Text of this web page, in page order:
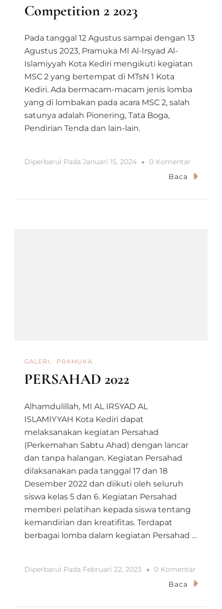
Competition 2 2023
Pada tanggal 12 Agustus sampai dengan 13
Agustus 2023, Pramuka MI Al-Irsyad Al-
Islamiyyah Kota Kediri mengikuti kegiatan
MSC 2 yang bertempat di MTsN 1 Kota
Kediri. Ada bermacam-macam jenis lomba
yang di lombakan pada acara MSC 2, salah
satunya adalah Pionering, Tata Boga,
Pendirian Tenda dan lain-lain.
Diperbarui Pada Januari 15, 2024 0 Komentar
MSC
Baca
GALERI PRAMUKA
PERSAHAD 2022
Alhamdulillah, MI AL IRSYAD AL
ISLAMIYYAH Kota Kediri dapat
melaksanakan kegiatan Persahad
(Perkemahan Sabtu Ahad) dengan lancar
dan tanpa halangan. Kegiatan Persahad
dilaksanakan pada tanggal 17 dan 18
Desember 2022 dan diikuti oleh seluruh
siswa kelas 5 dan 6. Kegiatan Persahad
memberi pelatihan kepada siswa tentang
kemandirian dan kreatifitas. Terdapat
berbagai lomba dalam kegiatan Persahad …
Diperbarui Pada Februari 22, 2023 0 Komentar
Baca